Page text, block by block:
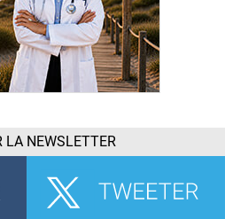
LA NEWSLETTER